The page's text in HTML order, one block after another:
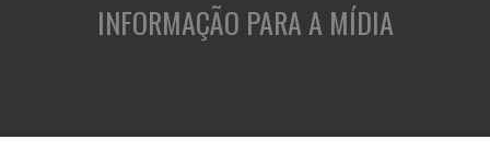
INFORMAÇÃO PARA A MÍDIA